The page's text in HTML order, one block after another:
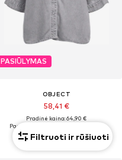
PASIŪLYMAS
OBJECT
58,41 €
Pradinė kaina: 64,90 €
Paskutinė mažiausia kaina:
+4
Filtruoti ir rūšiuoti